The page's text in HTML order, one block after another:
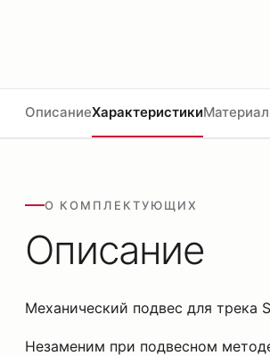
ОписаниеХарактеристики
О КОМПЛЕКТУЮЩИХ
Описание
Механический подвес для трека
Незаменим при подвесном